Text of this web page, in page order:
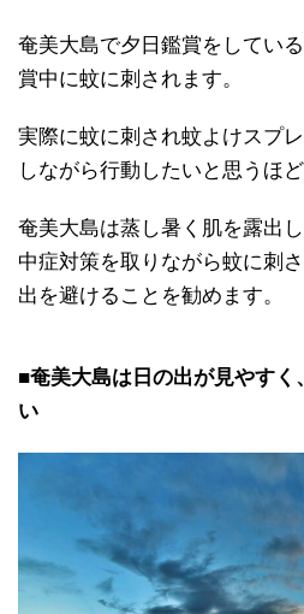
奄美大島で夕日鑑賞をしてい
賞中に蚊に刺されます。
実際に蚊に刺され蚊よけスプ
しながら行動したいと思うほど
奄美大島は蒸し暑く肌を露出
中症対策を取りながら蚊に刺
出を避けることを勧めます。
■奄美大島は日の出が見やすく
い